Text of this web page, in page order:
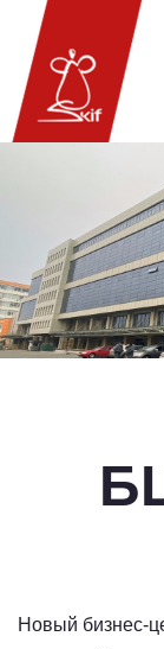
Новый бизнес-